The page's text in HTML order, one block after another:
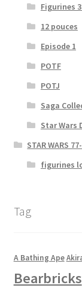
Figurines
12 pouces
Episode 1
POTF
POTJ
Saga
Star Wars
STAR WARS
figurines
Tag
A Bathing Ape
Bearbricks